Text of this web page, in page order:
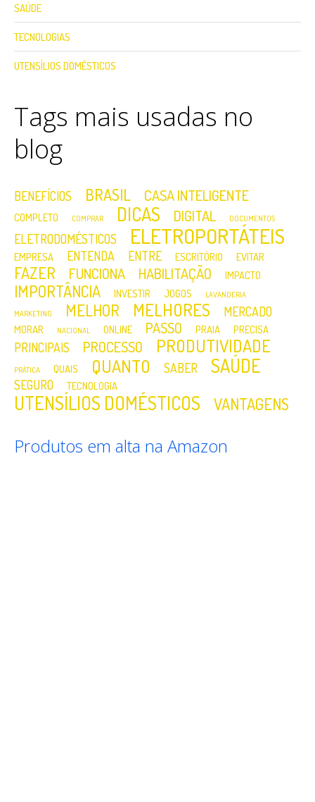
SAÚDE
TECNOLOGIAS
UTENSÍLIOS DOMÉSTICOS
Tags mais usadas no
blog
BENEFÍCIOS BRASIL CASA INTELIGENTE
COMPLETO COMPRAR DICAS DIGITAL DOCUMENTOS
ELETRODOMÉSTICOS ELETROPORTÁTEIS
EMPRESA ENTENDA ENTRE ESCRITÓRIO EVITAR
FAZER FUNCIONA HABILITAÇÃO IMPACTO
IMPORTÂNCIA INVESTIR JOGOS
LAVANDERIA
MARKETING
MELHOR MELHORES MERCADO
MORAR NACIONAL ONLINE PASSO PRAIA PRECISA
PRINCIPAIS PROCESSO PRODUTIVIDADE
PRÁTICA QUAIS QUANTO SABER SAÚDE
SEGURO TECNOLOGIA
UTENSÍLIOS DOMÉSTICOS VANTAGENS
Produtos em alta na Amazon